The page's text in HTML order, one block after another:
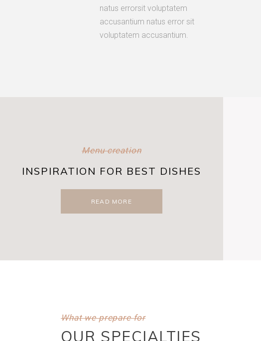
natus errorsit voluptatem
accusantium natus error sit
voluptatem accusantium.
Menu creation
INSPIRATION FOR BEST DISHES
READ MORE
What we prepare for
OUR SPECIALTIES